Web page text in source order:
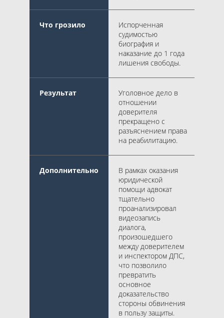
Что грозило
Испорченная
судимостью
биография и
наказание до 1 года
лишения свободы.
Результат
Уголовное дело в
отношении
доверителя
прекращено с
разъяснением права
на реабилитацию.
Дополнительно
В рамках оказания
юридической
помощи адвокат
тщательно
проанализировал
видеозапись
диалога,
произошедшего
между доверителем
и инспектором ДПС,
что позволило
превратить
основное
доказательство
стороны обвинения
в пользу защиты.